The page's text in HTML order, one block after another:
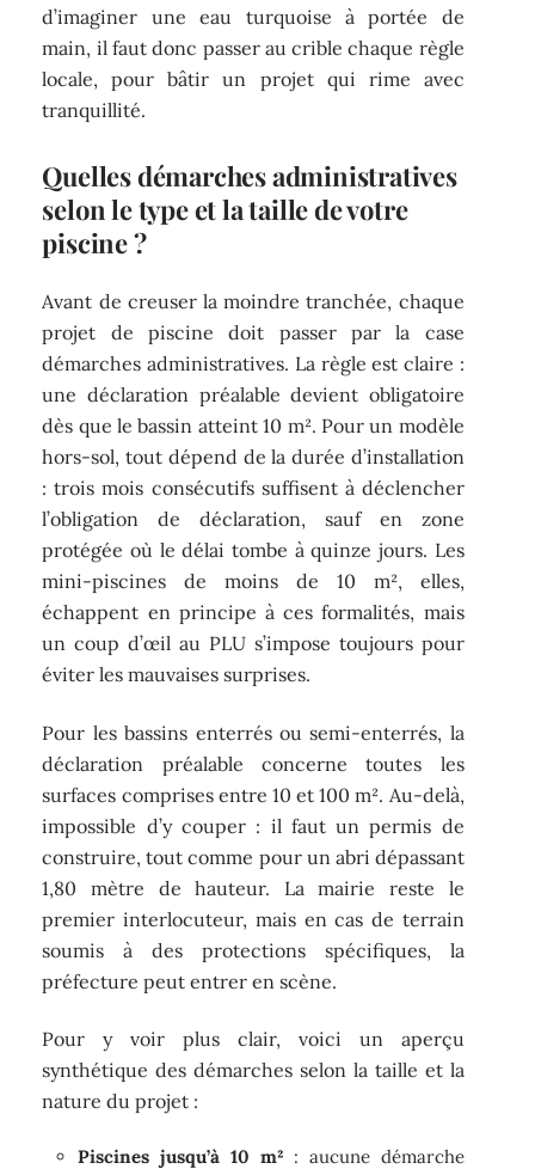
d’imaginer une eau turquoise à portée de
main, il faut donc passer au crible chaque règle
locale, pour bâtir un projet qui rime avec
tranquillité.
Quelles démarches administratives
selon le type et la taille de votre
piscine ?
Avant de creuser la moindre tranchée, chaque
projet de piscine doit passer par la case
démarches administratives. La règle est claire :
une déclaration préalable devient obligatoire
dès que le bassin atteint 10 m². Pour un modèle
hors-sol, tout dépend de la durée d’installation
: trois mois consécutifs suffisent à déclencher
l’obligation de déclaration, sauf en zone
protégée où le délai tombe à quinze jours. Les
mini-piscines de moins de 10 m², elles,
échappent en principe à ces formalités, mais
un coup d’œil au PLU s’impose toujours pour
éviter les mauvaises surprises.
Pour les bassins enterrés ou semi-enterrés, la
déclaration préalable concerne toutes les
surfaces comprises entre 10 et 100 m². Au-delà,
impossible d’y couper : il faut un permis de
construire, tout comme pour un abri dépassant
1,80 mètre de hauteur. La mairie reste le
premier interlocuteur, mais en cas de terrain
soumis à des protections spécifiques, la
préfecture peut entrer en scène.
Pour y voir plus clair, voici un aperçu
synthétique des démarches selon la taille et la
nature du projet :
Piscines jusqu’à 10 m² : aucune démarche